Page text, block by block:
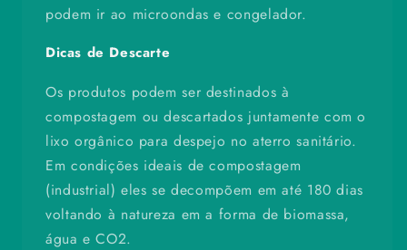
podem ir ao microondas e congelador.
Dicas de Descarte
Os produtos podem ser destinados à
compostagem ou descartados juntamente com o
lixo orgânico para despejo no aterro sanitário.
Em condições ideais de compostagem
(industrial) eles se decompõem em até 180 dias
voltando à natureza em a forma de biomassa,
água e CO2.